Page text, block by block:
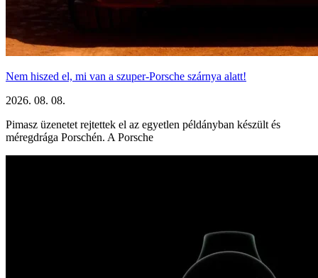
Nem hiszed el, mi van a szuper-Porsche szárnya alatt!
2026. 08. 08.
Pimasz üzenetet rejtettek el az egyetlen példányban készült és
méregdrága Porschén. A Porsche